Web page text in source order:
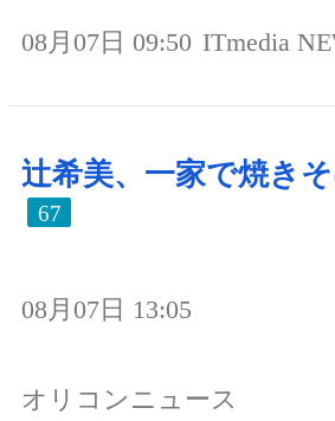
08月07日 09:50 ITmedia
辻希美、一家で焼き
67
08月07日 13:05
オリコンニュース